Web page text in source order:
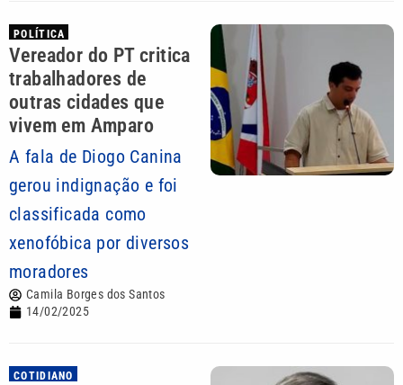
POLÍTICA
Vereador do PT critica
trabalhadores de
outras cidades que
vivem em Amparo
A fala de Diogo Canina
gerou indignação e foi
classificada como
xenofóbica por diversos
moradores
Camila Borges dos Santos
14/02/2025
COTIDIANO